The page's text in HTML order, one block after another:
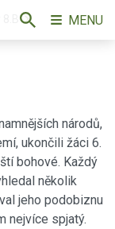
národů,
ukončili žáci 6.
bohové. Každý
několik
jeho podobiznu
nejvíce spjatý.
MENU